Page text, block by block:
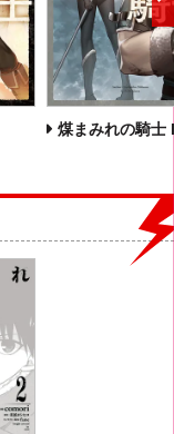
煤まみれの騎士